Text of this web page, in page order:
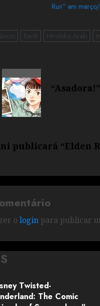
Run” em
Baoh Hirohiko Araki
publicará “Elden
o login para publicar
Twisted-
The Comic